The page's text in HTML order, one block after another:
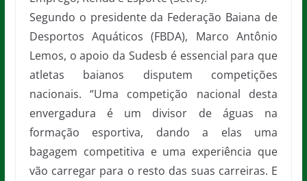
Segundo o presidente da Federação Baiana de
Desportos Aquáticos (FBDA), Marco Antônio
Lemos, o apoio da Sudesb é essencial para que
atletas baianos disputem competições
nacionais. “Uma competição nacional desta
envergadura é um divisor de águas na
formação esportiva, dando a elas uma
bagagem competitiva e uma experiência que
vão carregar para o resto das suas carreiras. E